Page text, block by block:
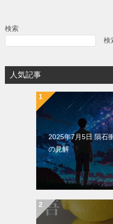
ビ
シ
ョ
検索
検
人気記事
2025年7月5日 隕石
の見解